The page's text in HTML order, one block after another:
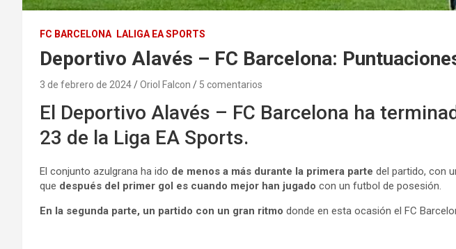
FC BARCELONA LALIGA EA SPORTS
Deportivo Alavés – FC Barcelona:
3 de febrero de 2024 Oriol Falcon 5 comentarios
El Deportivo Alavés – FC Barcelona ha
23 de la Liga EA Sports.
El conjunto azulgrana ha ido de menos a más durante la primera parte del partido, con
que después del primer gol es cuando mejor han jugado con un futbol de posesión.
En la segunda parte, un partido con un gran ritmo donde en esta ocasión el FC